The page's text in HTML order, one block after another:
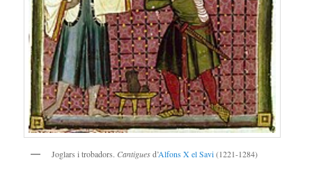
Joglars i trobadors. Cantiguesd’Alfons X el Savi(1221-1284)